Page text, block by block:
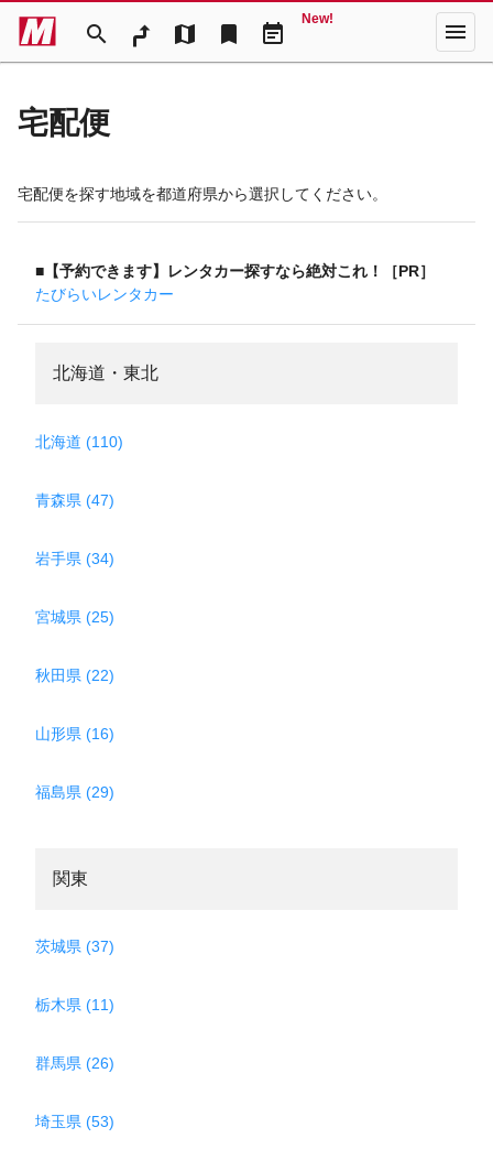
search map bookmark event_note
New! menu
宅配便
宅配便を探す地域を都道府県から選択してください。
■【予約できます】レンタカー探すなら絶対これ！［PR］
たびらいレンタカー
北海道・東北
北海道 (110)
青森県 (47)
岩手県 (34)
宮城県 (25)
秋田県 (22)
山形県 (16)
福島県 (29)
関東
茨城県 (37)
栃木県 (11)
群馬県 (26)
埼玉県 (53)